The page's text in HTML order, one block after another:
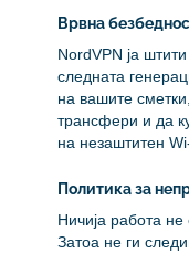
Врвна
NordVPN ја
следната
на вашите
трансфери и да
на незаштитен
Политика за
Ничија работа
Затоа не ги